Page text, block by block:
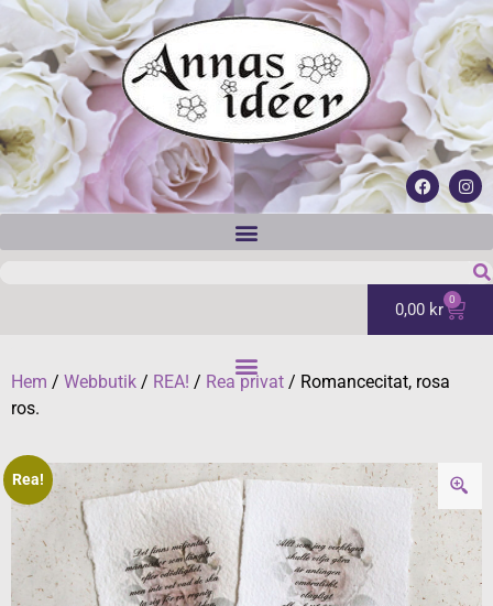
0,00 kr 0
Hem / Webbutik / REA! / Rea privat / Romancecitat, rosa
ros.
Rea!